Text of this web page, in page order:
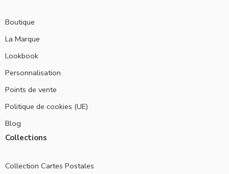
Boutique
La Marque
Lookbook
Personnalisation
Points de vente
Politique de cookies (UE)
Blog
Collections
Collection Cartes Postales